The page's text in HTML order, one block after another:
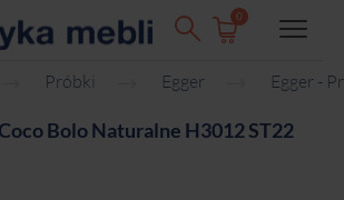
0
Próbki Egger Egger -
Bolo Naturalne H3012 ST22